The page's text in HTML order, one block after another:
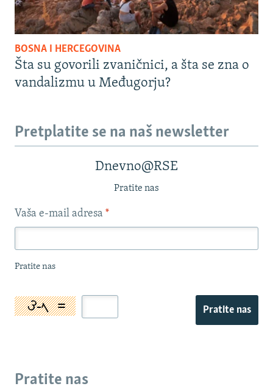
BOSNA I HERCEGOVINA
Šta su govorili zvaničnici, a šta se zna o
vandalizmu u Međugorju?
Pretplatite se na naš newsletter
Dnevno@RSE
Pratite nas
Vaša e-mail adresa *
Pratite nas
Pratite nas
Pratite nas